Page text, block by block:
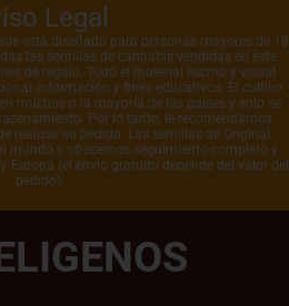
Legal
está diseñado para personas mayores de 18
las semillas de cannabis vendidas en este
de regalo. Todo el material escrito y visual
información y fines educativos. El cultivo
muchos o la mayoría de los países y solo se
Por lo tanto, le recomendamos
realizar su pedido. Las semillas de Original
mundo y ofrecemos seguimiento completo y
Europa (el envío gratuito depende del valor del
pedido).